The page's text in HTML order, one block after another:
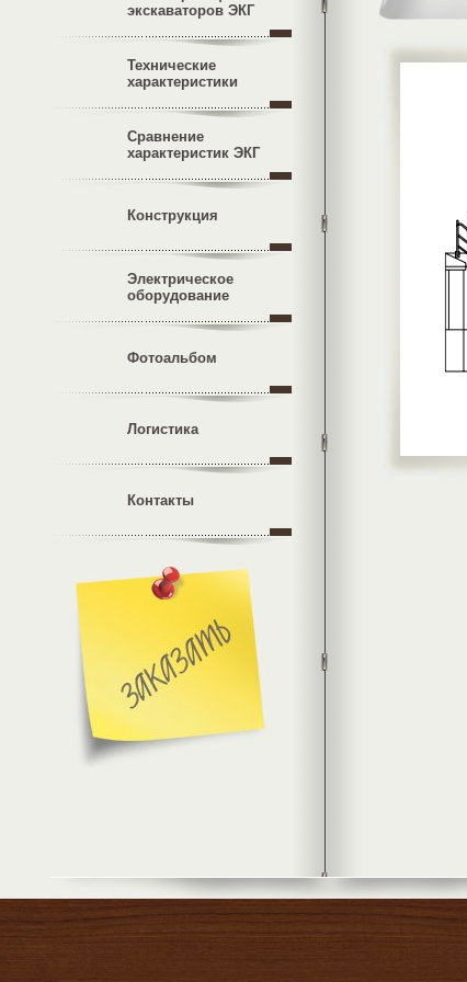
экскаваторов ЭКГ
Технические
характеристики
Сравнение
характеристик ЭКГ
Конструкция
Электрическое
оборудование
Фотоальбом
Логистика
Контакты